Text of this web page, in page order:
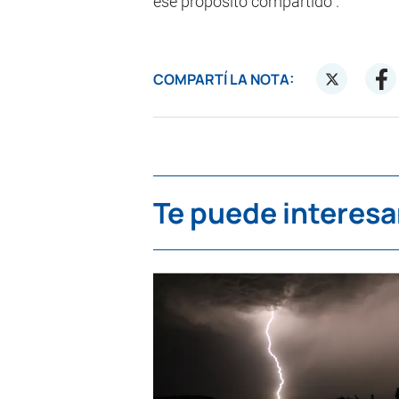
COMPARTÍ LA NOTA:
Te puede